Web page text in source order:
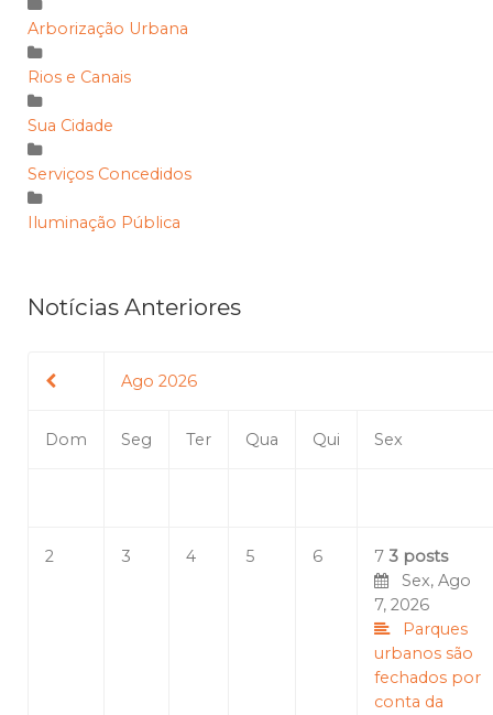
Arborização Urbana
Rios e Canais
Sua Cidade
Serviços Concedidos
Iluminação Pública
Notícias Anteriores
Ago 2026
Dom Seg Ter Qua Qui Sex
2 3 4 5 6 7 3 posts
Sex, Ago
7, 2026
Parques
urbanos são
fechados por
conta da